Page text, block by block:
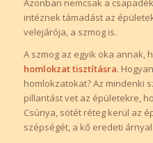
Azonban nemcsak a
intéznek támadást az
velejárója, a szmog is.
A szmog az egyik oka annak,
homlokzat tisztításra.
homlokzatokat? Az mindenki
pillantást vet az épületekre,
Csúnya, sötét réteg kerül az
szépségét, a kő eredeti